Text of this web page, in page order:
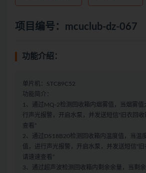
项目编号：mcuclub-dz-067
功能介绍：
单片机：STC89C52
功能简介：
1、通过MQ-2检测回收箱内烟雾值，当烟雾值
行声光报警，开启水泵，并发送短信“旧衣回
查看”
2、通过DS18B20检测回收箱内温度值，当温
值，进行声光报警，开启水泵，并发送短信“旧
请速速查看”
3、通过超声波检测回收箱内剩余余量，当剩